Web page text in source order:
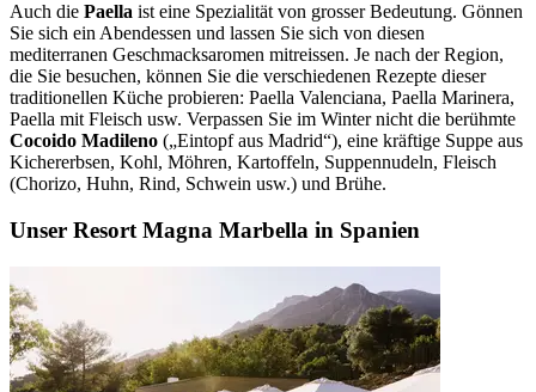
Auch die Paella ist eine Spezialität von grosser Bedeutung. Gönnen
Sie sich ein Abendessen und lassen Sie sich von diesen
mediterranen Geschmacksaromen mitreissen. Je nach der Region,
die Sie besuchen, können Sie die verschiedenen Rezepte dieser
traditionellen Küche probieren: Paella Valenciana, Paella Marinera,
Paella mit Fleisch usw. Verpassen Sie im Winter nicht die berühmte
Cocoido Madileno („Eintopf aus Madrid“), eine kräftige Suppe aus
Kichererbsen, Kohl, Möhren, Kartoffeln, Suppennudeln, Fleisch
(Chorizo, Huhn, Rind, Schwein usw.) und Brühe.
Unser Resort Magna Marbella in Spanien